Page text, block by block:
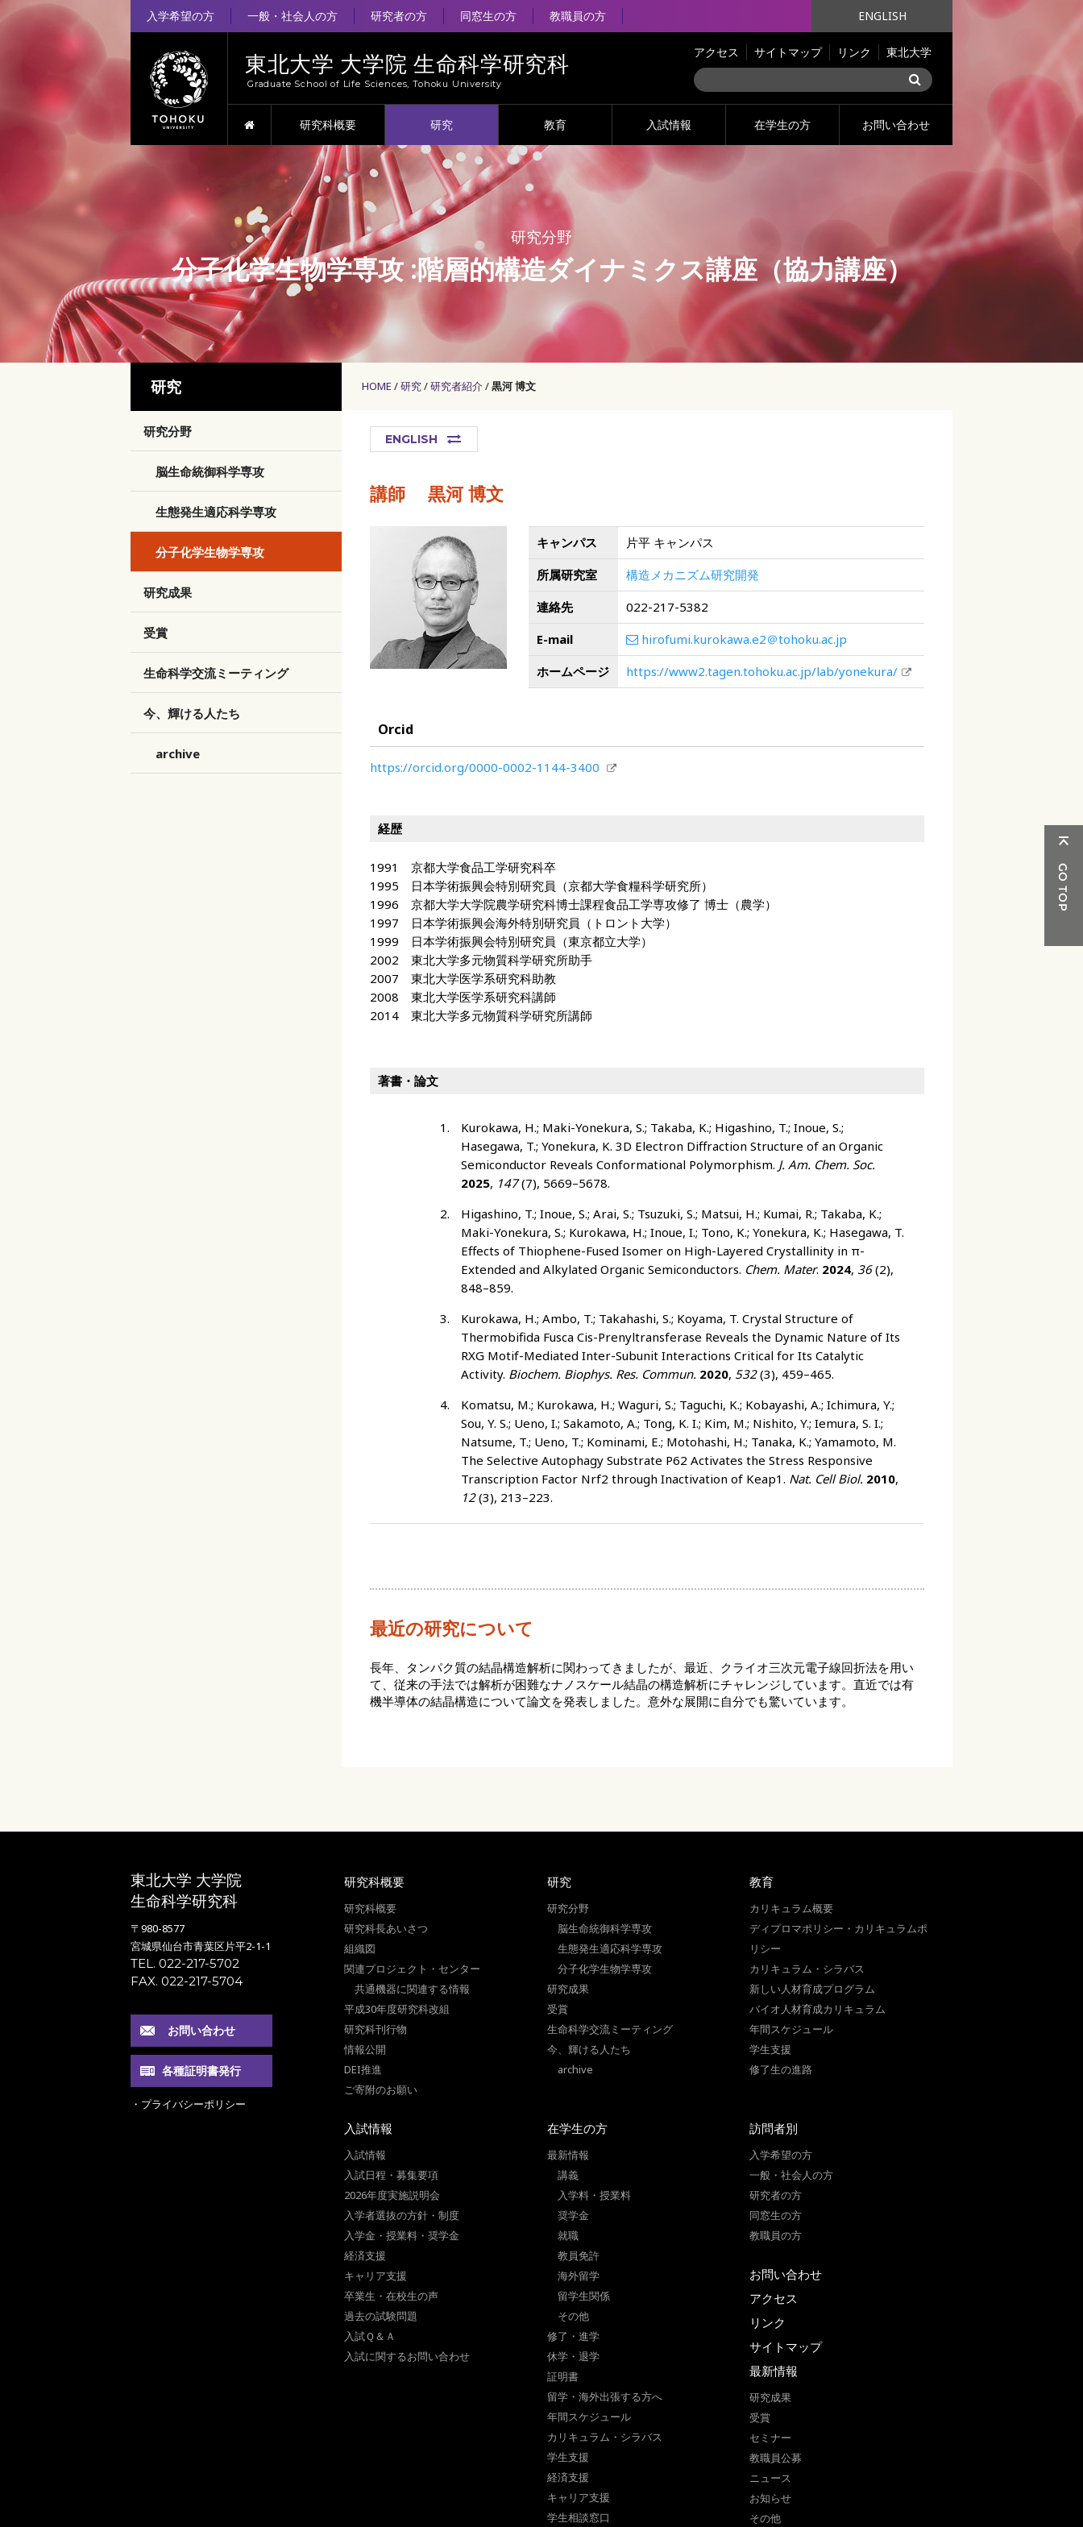
入学希望の方 一般・社会人の方 研究者の方 同窓生の方 教職員の方 ENGLISH
東北大学 大学院 生命科学研究科
Graduate School of Life Sciences, Tohoku University
アクセス サイトマップ リンク 東北大学
HOME研究科概要 研究 教育 入試情報 在学生の方 お問い合わせ
研究分野
分子化学生物学専攻 :階層的構造ダイナミクス講座（協力講座）
HOME 研究 研究者紹介 黒河 博文
ENGLISH
講師 黒河 博文
キャンパス
片平 キャンパス
所属研究室
構造メカニズム研究開発
連絡先
022-217-5382
E-mail
hirofumi.kurokawa.e2＠tohoku.ac.jp
ホームページ
https://www2.tagen.tohoku.ac.jp/lab/yonekura/
Orcid
https://orcid.org/0000-0002-1144-3400
経歴
1991 京都大学食品工学研究科卒
1995 日本学術振興会特別研究員（京都大学食糧科学研究所）
1996 京都大学大学院農学研究科博士課程食品工学専攻修了 博士（農学）
1997 日本学術振興会海外特別研究員（トロント大学）
1999 日本学術振興会特別研究員（東京都立大学）
2002 東北大学多元物質科学研究所助手
2007 東北大学医学系研究科助教
2008 東北大学医学系研究科講師
2014 東北大学多元物質科学研究所講師
著書・論文
Kurokawa, H.; Maki-Yonekura, S.; Takaba, K.; Higashino, T.; Inoue, S.;
Hasegawa, T.; Yonekura, K. 3D Electron Diffraction Structure of an Organic
Semiconductor Reveals Conformational Polymorphism. J. Am. Chem. Soc.
2025, 147(7), 5669–5678.
Higashino, T.; Inoue, S.; Arai, S.; Tsuzuki, S.; Matsui, H.; Kumai, R.; Takaba, K.;
Maki-Yonekura, S.; Kurokawa, H.; Inoue, I.; Tono, K.; Yonekura, K.; Hasegawa, T.
Effects of Thiophene-Fused Isomer on High-Layered Crystallinity in π-
Extended and Alkylated Organic Semiconductors. Chem. Mater. 2024, 36(2),
848–859.
Kurokawa, H.; Ambo, T.; Takahashi, S.; Koyama, T. Crystal Structure of
Thermobifida Fusca Cis-Prenyltransferase Reveals the Dynamic Nature of Its
RXG Motif-Mediated Inter-Subunit Interactions Critical for Its Catalytic
Activity. Biochem. Biophys. Res. Commun. 2020, 532(3), 459–465.
Komatsu, M.; Kurokawa, H.; Waguri, S.; Taguchi, K.; Kobayashi, A.; Ichimura, Y.;
Sou, Y. S.; Ueno, I.; Sakamoto, A.; Tong, K. I.; Kim, M.; Nishito, Y.; Iemura, S. I.;
Natsume, T.; Ueno, T.; Kominami, E.; Motohashi, H.; Tanaka, K.; Yamamoto, M.
The Selective Autophagy Substrate P62 Activates the Stress Responsive
Transcription Factor Nrf2 through Inactivation of Keap1. Nat. Cell Biol. 2010,
12(3), 213–223.
最近の研究について
長年、タンパク質の結晶構造解析に関わってきましたが、最近、クライオ三次元電子線回折法を用い
て、従来の手法では解析が困難なナノスケール結晶の構造解析にチャレンジしています。直近では有
機半導体の結晶構造について論文を発表しました。意外な展開に自分でも驚いています。
研究
研究分野
脳生命統御科学専攻
生態発生適応科学専攻
分子化学生物学専攻
研究成果
受賞
生命科学交流ミーティング
今、輝ける人たち
archive
東北大学 大学院
生命科学研究科
〒980-8577
宮城県仙台市青葉区片平2-1-1
TEL. 022-217-5702
FAX. 022-217-5704
お問い合わせ
各種証明書発行
・プライバシーポリシー
研究科概要
研究科概要
研究科長あいさつ
組織図
関連プロジェクト・センター
共通機器に関連する情報
平成30年度研究科改組
研究科刊行物
情報公開
DEI推進
ご寄附のお願い
研究
研究分野
脳生命統御科学専攻
生態発生適応科学専攻
分子化学生物学専攻
研究成果
受賞
生命科学交流ミーティング
今、輝ける人たち
archive
教育
カリキュラム概要
ディプロマポリシー・カリキュラムポ
リシー
カリキュラム・シラバス
新しい人材育成プログラム
バイオ人材育成カリキュラム
年間スケジュール
学生支援
修了生の進路
入試情報
入試情報
入試日程・募集要項
2026年度実施説明会
入学者選抜の方針・制度
入学金・授業料・奨学金
経済支援
キャリア支援
卒業生・在校生の声
過去の試験問題
入試Ｑ＆Ａ
入試に関するお問い合わせ
在学生の方
最新情報
講義
入学料・授業料
奨学金
就職
教員免許
海外留学
留学生関係
その他
修了・進学
休学・退学
証明書
留学・海外出張する方へ
年間スケジュール
カリキュラム・シラバス
学生支援
経済支援
キャリア支援
学生相談窓口
訪問者別
入学希望の方
一般・社会人の方
研究者の方
同窓生の方
教職員の方
お問い合わせ
アクセス
リンク
サイトマップ
最新情報
研究成果
受賞
セミナー
教職員公募
ニュース
お知らせ
その他